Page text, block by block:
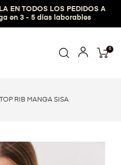
EN TODOS LOS PEDIDOS A
en 3 - 5 días laborables
0
TOP RIB MANGA SISA